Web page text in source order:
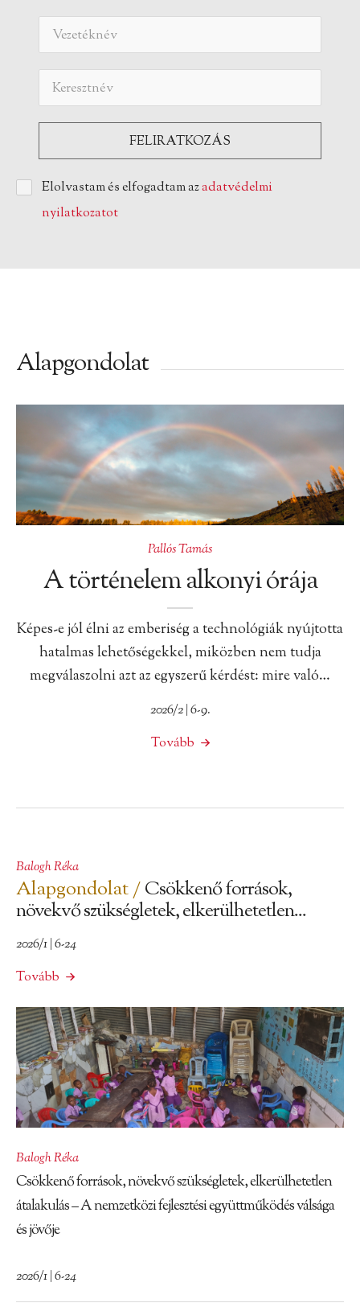
Elolvastam és elfogadtam azadatvédelmi
nyilatkozatot
Alapgondolat
Pallós Tamás
A történelem alkonyi órája
Képes-e jól élni az emberiség a technológiák nyújtotta
hatalmas lehetőségekkel, miközben nem tudja
megválaszolni azt az egyszerű kérdést: mire való…
2026/2 | 6-9.
Tovább
Balogh Réka
Alapgondolat /Csökkenő források,
növekvő szükségletek, elkerülhetetlen...
2026/1 | 6-24
Tovább
Balogh Réka
Csökkenő források, növekvő szükségletek, elkerülhetetlen
átalakulás – A nemzetközi fejlesztési együttműködés válsága
és jövője
2026/1 | 6-24